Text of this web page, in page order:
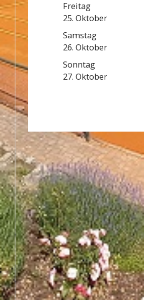
Freitag
25. Oktober
Samstag
26. Oktober
Sonntag
27. Oktober